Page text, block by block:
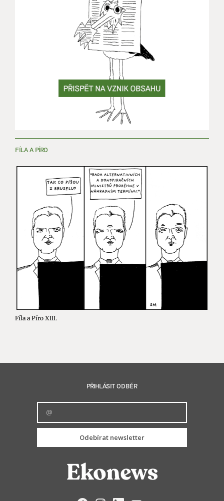
FÍLA A PÍRO
Fíla a Píro XIII.
PŘIHLÁSIT ODBĚR
Odebírat newsletter